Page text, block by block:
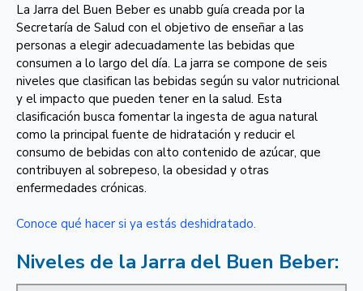
La Jarra del Buen Beber es unabb guía creada por la
Secretaría de Salud con el objetivo de enseñar a las
personas a elegir adecuadamente las bebidas que
consumen a lo largo del día. La jarra se compone de seis
niveles que clasifican las bebidas según su valor nutricional
y el impacto que pueden tener en la salud. Esta
clasificación busca fomentar la ingesta de agua natural
como la principal fuente de hidratación y reducir el
consumo de bebidas con alto contenido de azúcar, que
contribuyen al sobrepeso, la obesidad y otras
enfermedades crónicas.
Conoce qué hacer si ya estás deshidratado.
Niveles de la Jarra del Buen Beber: